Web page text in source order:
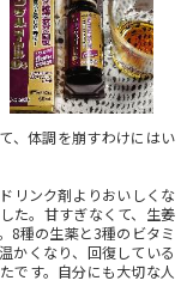
、体調を崩すわけにはい
リンク剤よりおいしくな
た。甘すぎなくて、生姜
8種の生薬と3種のビタミ
かくなり、回復している
です。自分にも大切な人